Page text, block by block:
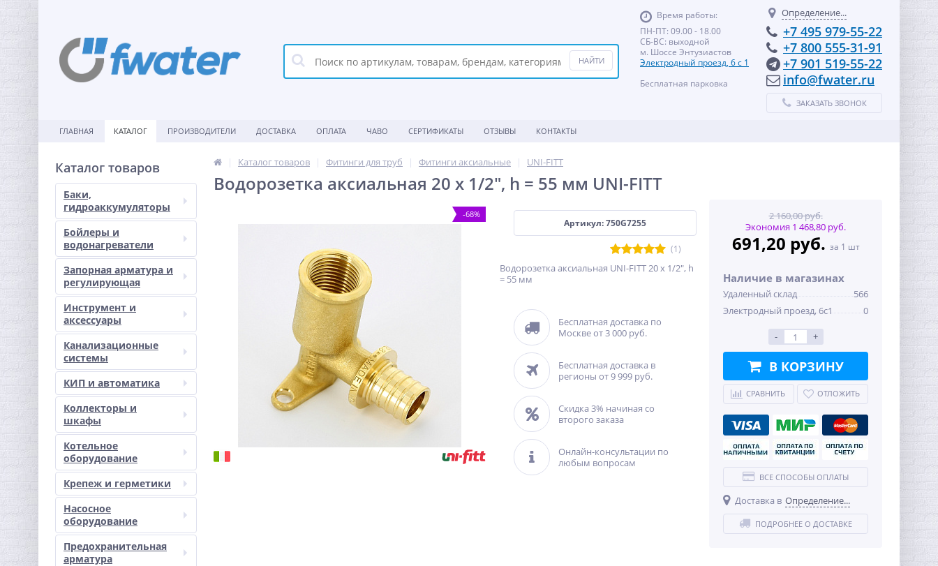
Время работы:
ПН-ПТ: 09.00 - 18.00
СБ-ВС: выходной
м. Шоссе Энтузиастов
Электродный проезд, 6 с 1
Бесплатная парковка
Определение...
+7 495 979-55-22
+7 800 555-31-91
+7 901 519-55-22
info@fwater.ru
ЗАКАЗАТЬ ЗВОНОК
ГЛАВНАЯ КАТАЛОГ ПРОИЗВОДИТЕЛИ ДОСТАВКА ОПЛАТА ЧАВО СЕРТИФИКАТЫ ОТЗЫВЫ КОНТАКТЫ
Каталог товаров
Баки,
гидроаккумуляторы
Бойлеры и
водонагреватели
Запорная арматура и
регулирующая
Инструмент и
аксессуары
Канализационные
системы
КИП и автоматика
Коллекторы и
шкафы
Котельное
оборудование
Крепеж и герметики
Насосное
оборудование
Предохранительная
арматура
Каталог товаров Фитинги для труб Фитинги аксиальные UNI-FITT
Водорозетка аксиальная 20 х 1/2", h = 55 мм UNI-FITT
-68%
Артикул: 750G7255
(1)
Водорозетка аксиальная UNI-FITT 20 х 1/2", h
= 55 мм
Бесплатная доставка по
Москве от 3 000 руб.
Бесплатная доставка в
регионы от 9 999 руб.
Скидка 3% начиная со
второго заказа
Онлайн-консультации по
любым вопросам
2 160,00 руб.
Экономия 1 468,80 руб.
691,20 руб. за 1 шт
Наличие в магазинах
Удаленный склад
566
Электродный проезд, 6с1
0
- +
В КОРЗИНУ
СРАВНИТЬ ОТЛОЖИТЬ
ВСЕ СПОСОБЫ ОПЛАТЫ
Доставка в Определение...
ПОДРОБНЕЕ О ДОСТАВКЕ